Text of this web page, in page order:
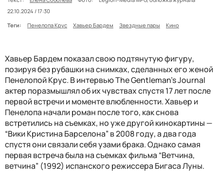
22.10.2024 / 17:30
Теги:
Пенелопа Крус Хавьер Бардем Звездные пары Кино
Хавьер Бардем показал свою подтянутую фигуру,
позируя без рубашки на снимках, сделанных его женой
Пенелопой Крус. В интервью The Gentleman's Journal
актер поразмышлял об их чувствах спустя 17 лет после
первой встречи и моменте влюбленности. Хавьер и
Пенелопа начали роман после того, как снова
встретились на съемках, но уже другой кинокартины —
“Вики Кристина Барселона” в 2008 году, а два года
спустя они связали себя узами брака. Однако самая
первая встреча была на съемках фильма “Ветчина,
ветчина” (1992) испанского режиссера Бигаса Луны.